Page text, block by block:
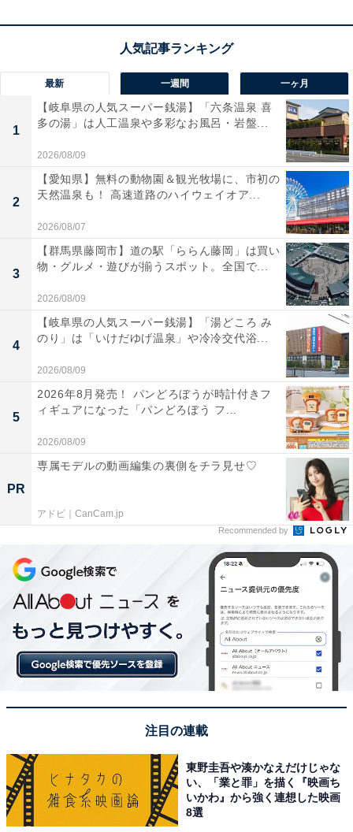
採用しているため、長時間使用しても手が疲れにくいの
が嬉しいポイントです。手持ちの14.4Vまたは18Vバッテ
リー（マルチボルト含む）を使用できるため、ハイコー
キ製品をお持ちの方なら即戦力になります！
ハイコーキ「RB18DC」の口コミは？
ハイコーキ「RB18DC」には以下のような口コミが寄せ
られています。
洗車後のグリルやミラーの隙間の水飛ばしに最高で
す。タオルで拭く手間が激減し、傷防止にもなるの
トリガーの引き加減で風量を細かくコントロールで
きるのが非常に使いやすい。庭の落ち葉掃除も、砂
利を飛ばさずに葉っぱだけを集めることができます
旧モデルに比べて振動が本当に少ないです。音はそ
れなりにしますが、パワーが凄まじいので短時間で
作業が終わります
洗車を時短したい人、庭の掃除を楽にしたい人、または
現場での清掃効率を上げたい人には、間違いなく「買っ
あわせて読みたい
【Amazonセール】コムテック「GPSレシー
バー」が特別価格で登場中【5月14日】
最新 一週間 一ヶ月
1
【岐阜県の人気スーパー銭湯】「六条温泉 喜
多の湯」は人工温泉や多彩なお風呂・岩盤...
2026/08/09
2
【愛知県】無料の動物園＆観光牧場に、市初の
天然温泉も！ 高速道路のハイウェイオア...
2026/08/07
3
【群馬県藤岡市】道の駅「ららん藤岡」は買い
物・グルメ・遊びが揃うスポット。全国で...
2026/08/09
4
【岐阜県の人気スーパー銭湯】「湯どころ み
のり」は「いけだゆげ温泉」や冷冷交代浴...
2026/08/09
5
2026年8月発売！ パンどろぼうが時計付きフ
ィギュアになった「パンどろぼう フ...
2026/08/09
PR
専属モデルの動画編集の裏側をチラ見せ♡
アドビ｜CanCam.jp
Recommended by
注目の連載
東野圭吾や湊かなえだけじゃな
い、「業と罪」を描く『映画ち
いかわ』から強く連想した映画
8選